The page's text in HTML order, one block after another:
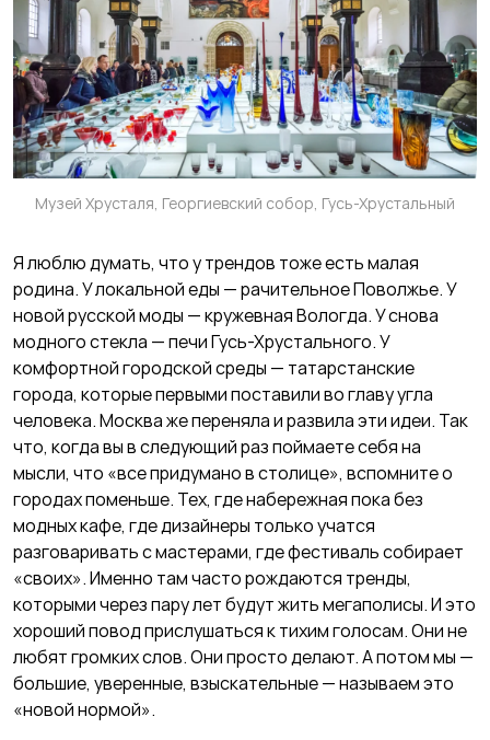
Музей Хрусталя, Георгиевский собор, Гусь-Хрустальный
Я люблю думать, что у трендов тоже есть малая
родина. У локальной еды — рачительное Поволжье. У
новой русской моды — кружевная Вологда. У снова
модного стекла — печи Гусь-Хрустального. У
комфортной городской среды — татарстанские
города, которые первыми поставили во главу угла
человека. Москва же переняла и развила эти идеи. Так
что, когда вы в следующий раз поймаете себя на
мысли, что «все придумано в столице», вспомните о
городах поменьше. Тех, где набережная пока без
модных кафе, где дизайнеры только учатся
разговаривать с мастерами, где фестиваль собирает
«своих». Именно там часто рождаются тренды,
которыми через пару лет будут жить мегаполисы. И это
хороший повод прислушаться к тихим голосам. Они не
любят громких слов. Они просто делают. А потом мы —
большие, уверенные, взыскательные — называем это
«новой нормой».